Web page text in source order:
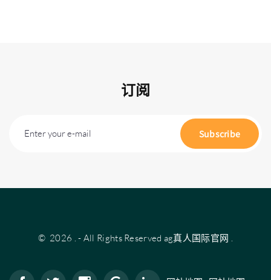
订阅
Enter your e-mail Subscribe
© 2026 .- All Rights Reserved ag真人国际官网 .